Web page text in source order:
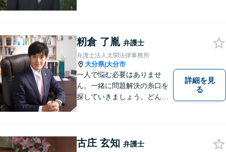
もに対応可！お気軽にご相談
ください。【英語対応◎】
籾倉 了胤 弁護士
弁護士法人太聞法律事務所
大分県|大分市
一人で悩む必要はありませ
ん。一緒に問題解決の糸口を
探していきましょう。どんな
遺産分割、介護などの高齢社
詳細を見
る
古庄 玄知 弁護士